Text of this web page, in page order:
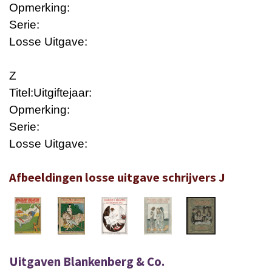
Opmerking:
Serie:
Losse Uitgave:
Z
Titel:Uitgiftejaar:
Opmerking:
Serie:
Losse Uitgave:
Afbeeldingen losse uitgave schrijvers J
Uitgaven Blankenberg & Co.